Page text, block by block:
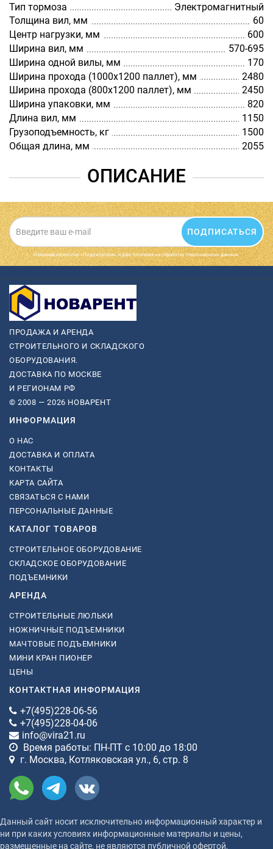
Тип тормоза
Электромагнитный
Толщина вил, мм
60
Центр нагрузки, мм
600
Ширина вил, мм
570-695
Ширина одной вилы, мм
170
Ширина прохода (1000х1200 паллет), мм
2480
Ширина прохода (800х1200 паллет), мм
2450
Ширина упаковки, мм
820
Длина вил, мм
1150
Грузоподъемность, кг
1500
Общая длина, мм
2055
ОПИСАНИЕ
ПОДПИСАТЬСЯ
Нажимая на кнопку «Подписаться», я даю cогласие на обработку персональных данных.
ПРОДАЖА И АРЕНДА
СТРОИТЕЛЬНОГО И СКЛАДСКОГО
ОБОРУДОВАНИЯ.
ДОСТАВКА ПО МОСКВЕ
И РЕГИОНАМ РФ
© 2008 — 2026 НОВАРЕНТ
ИНФОРМАЦИЯ
О НАС
ДОСТАВКА И ОПЛАТА
КОНТАКТЫ
КАРТА САЙТА
СВЯЗАТЬСЯ С НАМИ
ПЕРСОНАЛЬНЫЕ ДАННЫЕ
КАТАЛОГ ТОВАРОВ
СТРОИТЕЛЬНОЕ ОБОРУДОВАНИЕ
СКЛАДСКОЕ ОБОРУДОВАНИЕ
ПОДЪЕМНИКИ
АРЕНДА
СТРОИТЕЛЬНЫЕ ЛЮЛЬКИ
НОЖНИЧНЫЕ ПОДЪЕМНИКИ
МАЧТОВЫЕ ПОДЪЕМНИКИ
МИНИ КРАН ПИОНЕР
ЦЕНЫ
КОНТАКТНАЯ ИНФОРМАЦИЯ
+7(495)228-06-56
+7(495)228-04-06
info@vira21.ru
Время работы: ПН-ПТ с 10:00 до 18:00
г. Москва, Котляковская ул., 6, стр. 8
Данный сайт носит исключительно информационный характер и
ни при каких условиях информационные материалы и цены,
размещенные на сайте, не являются публичной офертой,